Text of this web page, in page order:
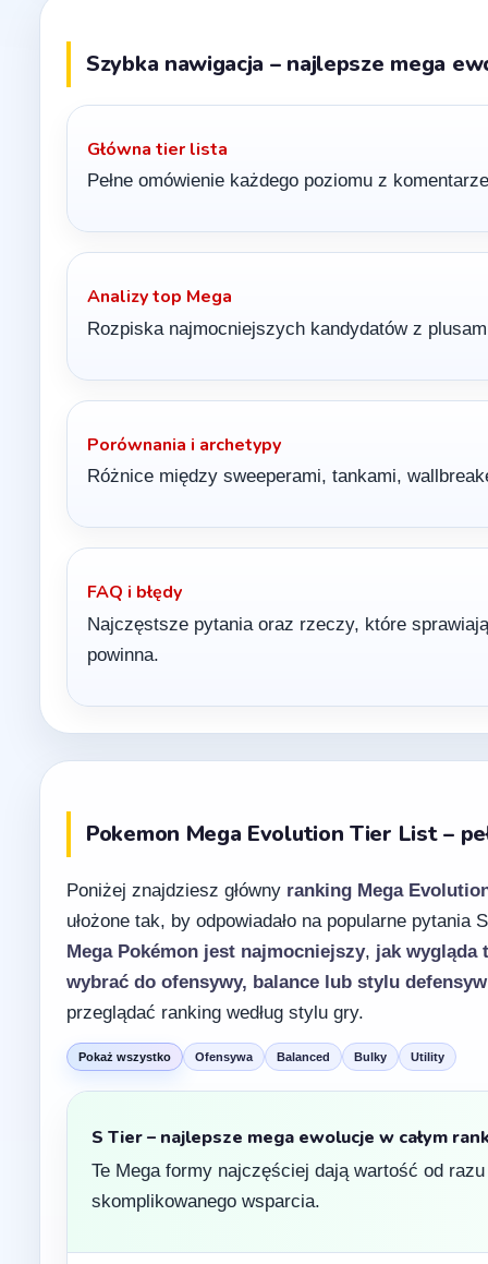
Szybka nawigacja – najlepsze mega
Główna tier lista
Pełne omówienie każdego poziomu z
Analizy top Mega
Rozpiska najmocniejszych kandydatów z
Porównania i archetypy
Różnice między sweeperami, tankami,
FAQ i błędy
Najczęstsze pytania oraz rzeczy, które
powinna.
Pokemon Mega Evolution Tier List –
Poniżej znajdziesz główny ranking Mega
ułożone tak, by odpowiadało na popularne pytania
Mega Pokémon jest najmocniejszy, jak wygląda
wybrać do ofensywy, balance lub stylu
przeglądać ranking według stylu gry.
Pokaż wszystko Ofensywa Balanced Bulky Utility
S Tier – najlepsze mega ewolucje w całym
Te Mega formy najczęściej dają wartość od
skomplikowanego wsparcia.